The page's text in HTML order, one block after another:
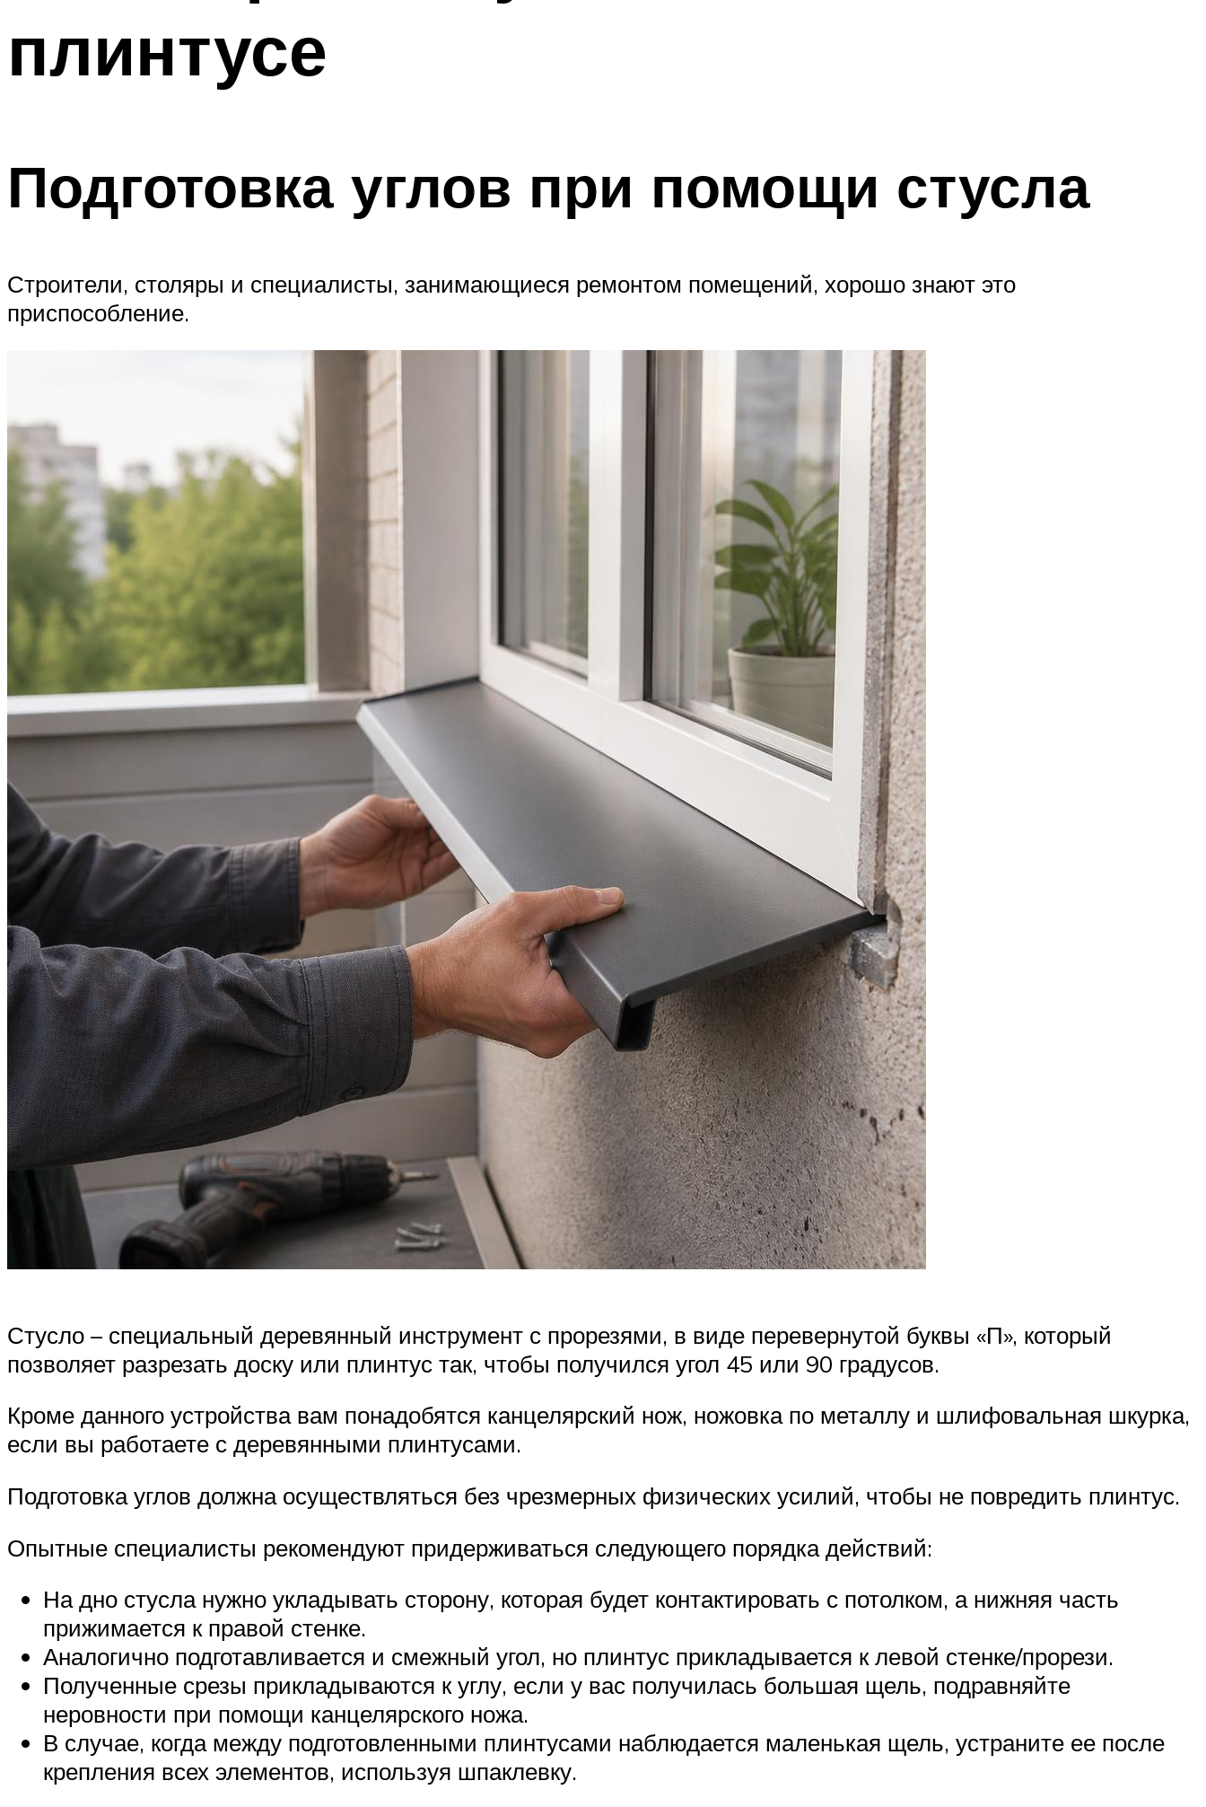
плинтусе
Подготовка углов при помощи стусла
Строители, столяры и специалисты, занимающиеся ремонтом помещений, хорошо знают это
приспособление.
Стусло – специальный деревянный инструмент с прорезями, в виде перевернутой буквы «П», который
позволяет разрезать доску или плинтус так, чтобы получился угол 45 или 90 градусов.
Кроме данного устройства вам понадобятся канцелярский нож, ножовка по металлу и шлифовальная шкурка,
если вы работаете с деревянными плинтусами.
Подготовка углов должна осуществляться без чрезмерных физических усилий, чтобы не повредить плинтус.
Опытные специалисты рекомендуют придерживаться следующего порядка действий:
На дно стусла нужно укладывать сторону, которая будет контактировать с потолком, а нижняя часть
прижимается к правой стенке.
Аналогично подготавливается и смежный угол, но плинтус прикладывается к левой стенке/прорези.
Полученные срезы прикладываются к углу, если у вас получилась большая щель, подравняйте
неровности при помощи канцелярского ножа.
В случае, когда между подготовленными плинтусами наблюдается маленькая щель, устраните ее после
крепления всех элементов, используя шпаклевку.